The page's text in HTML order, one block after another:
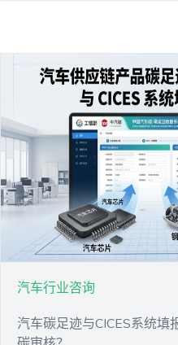
汽车行业咨询
汽车碳足迹与CICES系统